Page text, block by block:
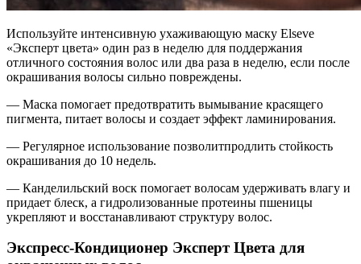
Используйте интенсивную ухаживающую маску Elseve
«Эксперт цвета» один раз в неделю для поддержания
отличного состояния волос или два раза в неделю, если после
окрашивания волосы сильно повреждены.
— Маска помогает предотвратить вымывание красящего
пигмента, питает волосы и создает эффект ламинирования.
— Регулярное использование позволитпродлить стойкость
окрашивания до 10 недель.
— Канделильский воск помогает волосам удерживать влагу и
придает блеск, а гидролизованные протеины пшеницы
укрепляют и восстанавливают структуру волос.
Экспресс-Кондиционер Эксперт Цвета для